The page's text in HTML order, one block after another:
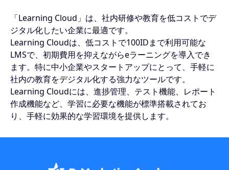
「Learning Cloud」は、社内研修や教育を低コストでデ
ジタル化したい企業に最適です。
Learning Cloudは、低コストで100IDまで利用可能な
LMSで、初期費用を抑えながらeラーニングを導入でき
ます。特に中小企業やスタートアップにとって、手軽に
社内の教育をデジタル化する強力なツールです。
Learning Cloudには、進捗管理、テスト機能、レポート
作成機能など、学習に必要な機能が標準搭載されてお
り、手軽に効果的な学習環境を提供します。